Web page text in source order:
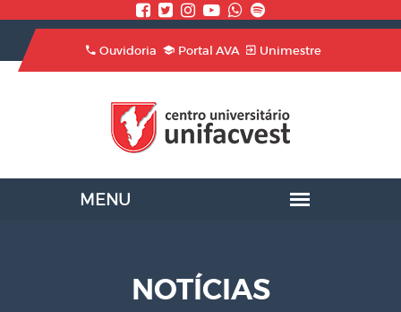
Ouvidoria Portal AVA Unimestre
NOTÍCIAS